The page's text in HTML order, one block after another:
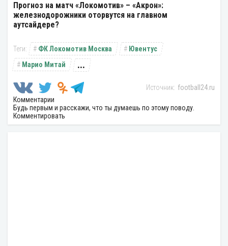
Прогноз на матч «Локомотив» – «Акрон»:
железнодорожники оторвутся на главном
аутсайдере?
ФК Локомотив Москва
Ювентус
Марио Митай
...
football24.ru
Комментарии
Будь первым и расскажи, что ты думаешь по этому поводу.
Комментировать